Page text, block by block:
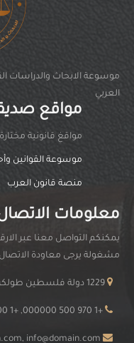
موسوعة الابحاث والدراسات
العربي
مواقع
مواقغ قانونية
موسوعة القوانين
منصة قانون العرب
معلومات الاتصال
يمكنكم التواصل معنا عبر
مشغولة يرجى معاودة
+1 970 500 000000, +1 000 0000 000